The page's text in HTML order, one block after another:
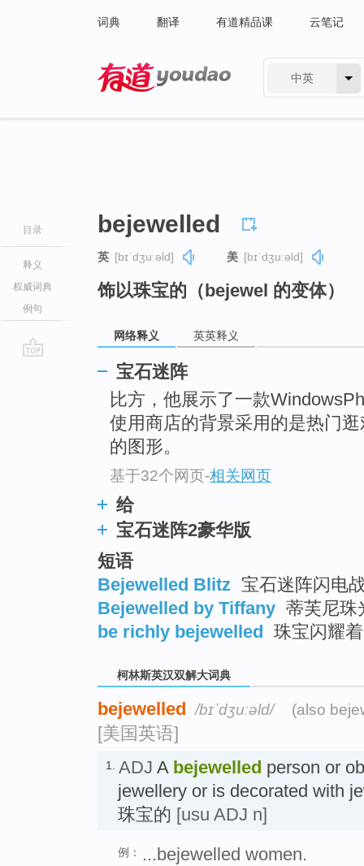
词典 翻译 有道精品课 云笔记
中英
目录
释义
权威词典
例句
bejewelled
英 [bɪˈdʒuːəld] 美 [bɪˈdʒuːəld]
饰以珠宝的（bejewel 的变体）
网络释义 英英释义
宝石迷阵
比方，他展示了一款
使用商店的背景采用的是热门
的图形。
基于32个网页-相关网页
给
宝石迷阵2豪华版
短语
Bejewelled Blitz 宝石迷阵闪电
Bejewelled by Tiffany 蒂芙尼珠
be richly bejewelled
珠宝闪耀
柯林斯英汉双解大词典
bejewelled /bɪˈdʒuːəld/ (also
[美国英语]
1. ADJ A bejewelled person or
jewellery or is decorated with
珠宝的 [usu ADJ n]
例：
...bejewelled women.